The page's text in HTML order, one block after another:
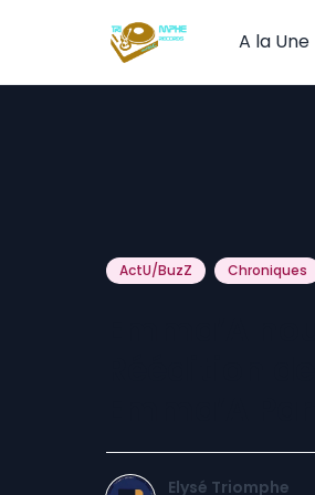
A la Une
ActU/BuzZ Chroniques
Elysé Triomphe